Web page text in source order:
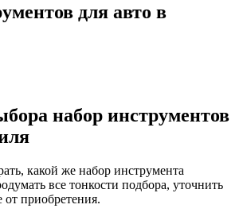
для авто в
набор инструментов
какой же набор инструмента
все тонкости подбора, уточнить
от приобретения.